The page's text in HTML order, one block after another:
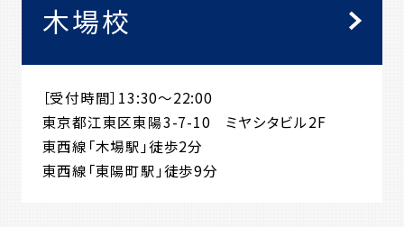
木場校
［受付時間］13:30～22:00
東京都江東区東陽3-7-10 ミヤシタビル2F
東西線「木場駅」徒歩2分
東西線「東陽町駅」徒歩9分